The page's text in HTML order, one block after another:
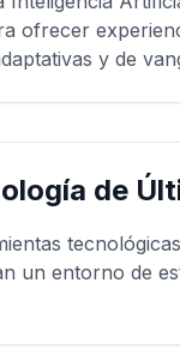
ofrecer
y de
de
un entorno de